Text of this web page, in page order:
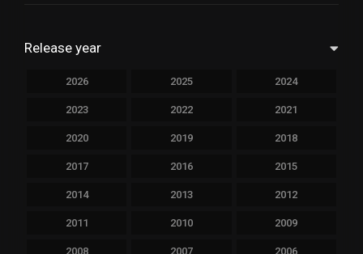
Release year
2026 2025 2024
2023 2022 2021
2020 2019 2018
2017 2016 2015
2014 2013 2012
2011 2010 2009
2008 2007 2006